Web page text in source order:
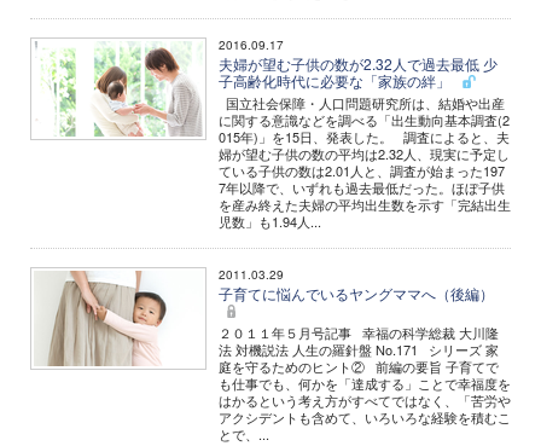
2016.09.17
夫婦が望む子供の数が2.32人で過去最低 少
子高齢化時代に必要な「家族の絆」
国立社会保障・人口問題研究所は、結婚や出産
に関する意識などを調べる「出生動向基本調査(2
015年)」を15日、発表した。 調査によると、夫
婦が望む子供の数の平均は2.32人、現実に予定し
ている子供の数は2.01人と、調査が始まった197
7年以降で、いずれも過去最低だった。ほぼ子供
を産み終えた夫婦の平均出生数を示す「完結出生
児数」も1.94人...
2011.03.29
子育てに悩んでいるヤングママへ（後編）
２０１１年５月号記事 幸福の科学総裁 大川隆
法 対機説法 人生の羅針盤 No.171 シリーズ 家
庭を守るためのヒント② 前編の要旨 子育てで
も仕事でも、何かを「達成する」ことで幸福度を
はかるという考え方がすべてではなく、「苦労や
アクシデントも含めて、いろいろな経験を積むこ
とで、...